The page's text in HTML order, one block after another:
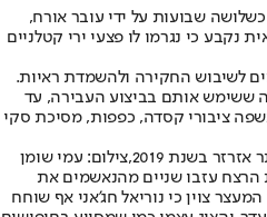
שבועות על ידי עובר אורח,
נקבע כי נגרמו לו פצעי ירי קטלניים
לשיבוש החקירה ולהשמדת ראיות.
ששימש אותם בביצוע העבירה, עד
ציבורי קסדה, כפפות, מסיכת סקי
עמי שומן
הרצח עזבו שניים מהנאשמים את
צוין כי נוריאל חג'אני אף שוחח